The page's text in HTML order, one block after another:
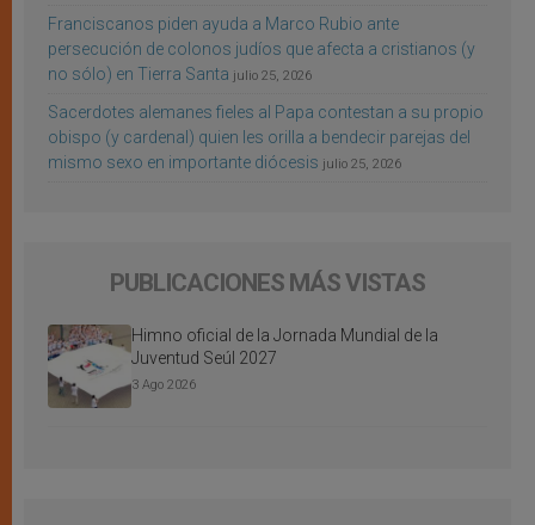
Franciscanos piden ayuda a Marco Rubio ante
persecución de colonos judíos que afecta a cristianos (y
no sólo) en Tierra Santa julio 25, 2026
Sacerdotes alemanes fieles al Papa contestan a su propio
obispo (y cardenal) quien les orilla a bendecir parejas del
mismo sexo en importante diócesis julio 25, 2026
PUBLICACIONES MÁS VISTAS
Himno oficial de la Jornada Mundial de la
Juventud Seúl 2027
3 Ago 2026